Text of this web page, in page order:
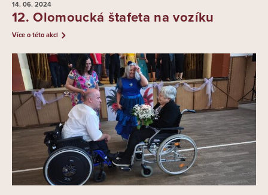
14. 06. 2024
12. Olomoucká štafeta na vozíku
Více o této akci